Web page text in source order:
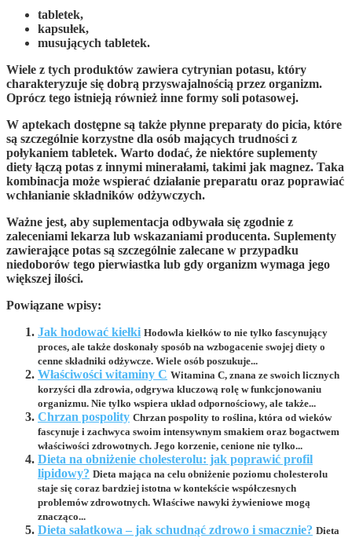
tabletek,
kapsułek,
musujących tabletek.
Wiele z tych produktów zawiera cytrynian potasu, który
charakteryzuje się dobrą przyswajalnością przez organizm.
Oprócz tego istnieją również inne formy soli potasowej.
W aptekach dostępne są także płynne preparaty do picia, które
są szczególnie korzystne dla osób mających trudności z
połykaniem tabletek. Warto dodać, że niektóre suplementy
diety łączą potas z innymi minerałami, takimi jak magnez. Taka
kombinacja może wspierać działanie preparatu oraz poprawiać
wchłanianie składników odżywczych.
Ważne jest, aby suplementacja odbywała się zgodnie z
zaleceniami lekarza lub wskazaniami producenta. Suplementy
zawierające potas są szczególnie zalecane w przypadku
niedoborów tego pierwiastka lub gdy organizm wymaga jego
większej ilości.
Powiązane wpisy:
Jak hodować kiełki Hodowla kiełków to nie tylko fascynujący
proces, ale także doskonały sposób na wzbogacenie swojej diety o
cenne składniki odżywcze. Wiele osób poszukuje...
Właściwości witaminy C Witamina C, znana ze swoich licznych
korzyści dla zdrowia, odgrywa kluczową rolę w funkcjonowaniu
organizmu. Nie tylko wspiera układ odpornościowy, ale także...
Chrzan pospolity Chrzan pospolity to roślina, która od wieków
fascynuje i zachwyca swoim intensywnym smakiem oraz bogactwem
właściwości zdrowotnych. Jego korzenie, cenione nie tylko...
Dieta na obniżenie cholesterolu: jak poprawić profil
lipidowy? Dieta mająca na celu obniżenie poziomu cholesterolu
staje się coraz bardziej istotna w kontekście współczesnych
problemów zdrowotnych. Właściwe nawyki żywieniowe mogą
znacząco...
Dieta sałatkowa – jak schudnąć zdrowo i smacznie? Dieta